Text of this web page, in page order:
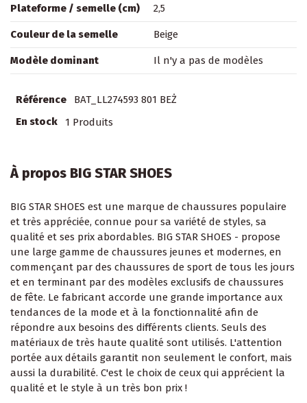
Plateforme / semelle (cm) 2,5
Couleur de la semelle Beige
Modèle dominant Il n'y a pas de modèles
Référence
BAT_LL274593 801 BEŻ
En stock
1 Produits
À propos BIG STAR SHOES
BIG STAR SHOES est une marque de chaussures populaire
et très appréciée, connue pour sa variété de styles, sa
qualité et ses prix abordables. BIG STAR SHOES - propose
une large gamme de chaussures jeunes et modernes, en
commençant par des chaussures de sport de tous les jours
et en terminant par des modèles exclusifs de chaussures
de fête. Le fabricant accorde une grande importance aux
tendances de la mode et à la fonctionnalité afin de
répondre aux besoins des différents clients. Seuls des
matériaux de très haute qualité sont utilisés. L'attention
portée aux détails garantit non seulement le confort, mais
aussi la durabilité. C'est le choix de ceux qui apprécient la
qualité et le style à un très bon prix !